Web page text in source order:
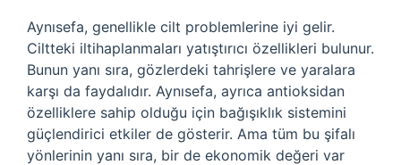
Aynısefa, genellikle cilt problemlerine iyi gelir.
Ciltteki iltihaplanmaları yatıştırıcı özellikleri bulunur.
Bunun yanı sıra, gözlerdeki tahrişlere ve yaralara
karşı da faydalıdır. Aynısefa, ayrıca antioksidan
özelliklere sahip olduğu için bağışıklık sistemini
güçlendirici etkiler de gösterir. Ama tüm bu şifalı
yönlerinin yanı sıra, bir de ekonomik değeri var